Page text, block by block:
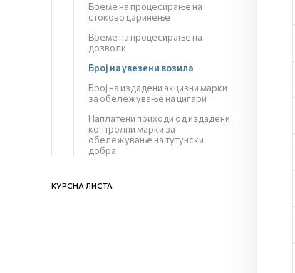
Време на процесирање на
стоково царинење
Време на процесирање на
дозволи
Број на увезени возила
Број на издадени акцизни марки
за обележување на цигари
Наплатени приходи од издадени
контролни марки за
обележување на тутунски
добра
КУРСНА ЛИСТА